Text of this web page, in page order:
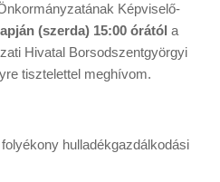
Képviselő-
(szerda) 15:00 órától a
Hivatal Borsodszentgyörgyi
tisztelettel meghívom.
hulladékgazdálkodási